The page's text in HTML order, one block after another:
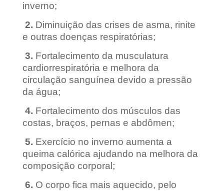
inverno;
2. Diminuição das crises de asma, rinite
e outras doenças respiratórias;
3. Fortalecimento da musculatura
cardiorrespiratória e melhora da
circulação sanguínea devido a pressão
da água;
4. Fortalecimento dos músculos das
costas, braços, pernas e abdômen;
5. Exercício no inverno aumenta a
queima calórica ajudando na melhora da
composição corporal;
6. O corpo fica mais aquecido, pelo